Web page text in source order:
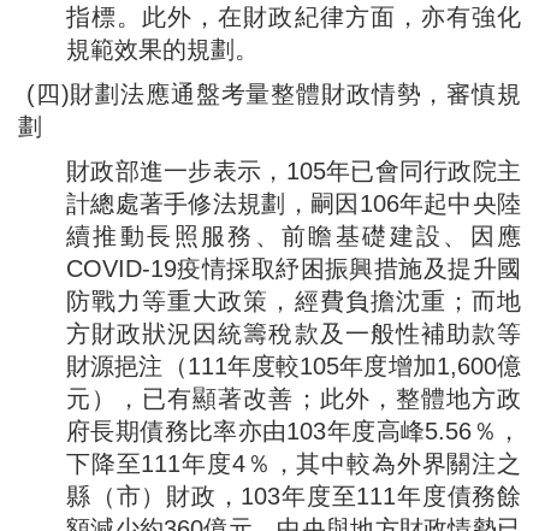
指標。此外，在財政紀律方面，亦有強化
規範效果的規劃。
(四)財劃法應通盤考量整體財政情勢，審慎規
劃
財政部進一步表示，105年已會同行政院主
計總處著手修法規劃，嗣因106年起中央陸
續推動長照服務、前瞻基礎建設、因應
COVID-19疫情採取紓困振興措施及提升國
防戰力等重大政策，經費負擔沈重；而地
方財政狀況因統籌稅款及一般性補助款等
財源挹注（111年度較105年度增加1,600億
元），已有顯著改善；此外，整體地方政
府長期債務比率亦由103年度高峰5.56％，
下降至111年度4％，其中較為外界關注之
縣（市）財政，103年度至111年度債務餘